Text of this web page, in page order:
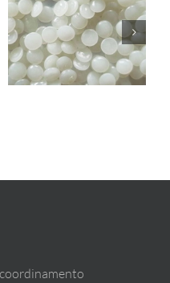
PEBOlen7000
(HDPE) Flaconi